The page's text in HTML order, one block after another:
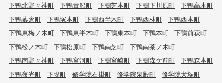
下鴨北野々神町
下鴨貴船町 下鴨芝本町 下鴨下川原町
下鴨高木町
下鴨蓼倉町
下鴨塚本町 下鴨西半木町 下鴨西林町
下鴨西本町
下鴨東梅ノ木町
下鴨東半木町 下鴨東本町 下鴨本町
下鴨前萩町
下鴨松ノ木町
下鴨松原町 下鴨南芝町
下鴨南茶ノ木町
下鴨南野々神町
下鴨宮河町 下鴨宮崎町 下鴨森ケ前町
下鴨森本町
下鴨夜光町
下堤町 修学院石掛町 修学院泉殿町
修学院犬塚町